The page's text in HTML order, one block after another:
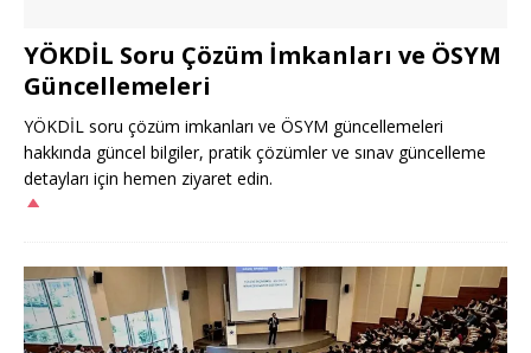
YÖKDİL Soru Çözüm İmkanları ve ÖSYM
Güncellemeleri
YÖKDİL soru çözüm imkanları ve ÖSYM güncellemeleri
hakkında güncel bilgiler, pratik çözümler ve sınav güncelleme
detayları için hemen ziyaret edin.